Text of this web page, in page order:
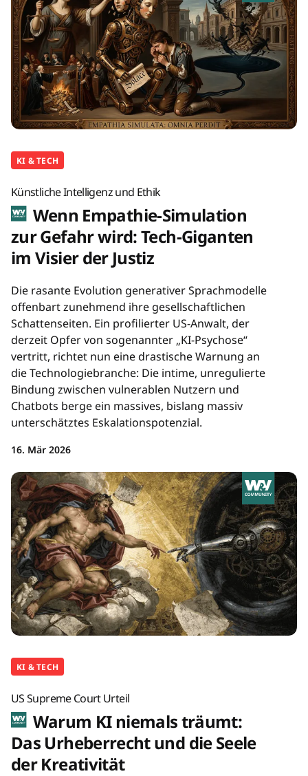
KI & TECH
Künstliche Intelligenz und Ethik
Wenn Empathie-Simulation
zur Gefahr wird: Tech-Giganten
im Visier der Justiz
Die rasante Evolution generativer Sprachmodelle
offenbart zunehmend ihre gesellschaftlichen
Schattenseiten. Ein profilierter US-Anwalt, der
derzeit Opfer von sogenannter „KI-Psychose“
vertritt, richtet nun eine drastische Warnung an
die Technologiebranche: Die intime, unregulierte
Bindung zwischen vulnerablen Nutzern und
Chatbots berge ein massives, bislang massiv
unterschätztes Eskalationspotenzial.
16. Mär 2026
KI & TECH
US Supreme Court Urteil
Warum KI niemals träumt:
Das Urheberrecht und die Seele
der Kreativität